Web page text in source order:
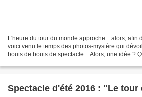
L'heure du tour du monde approche... alors, afin
voici venu le temps des photos-mystère qui
bouts de bouts de spectacle... Alors, une idée ?
Spectacle d'été 2016 : "Le tour